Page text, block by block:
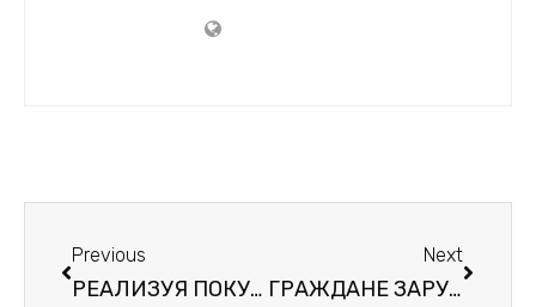
Previous
РЕАЛИЗУЯ ПОКУПКУ ДОМА, ЖИЛЬЯ, НЕДВИЖИМОСТИ И КВАРТИР, ПРЕДОСТАВЛЯЕТ ЛИ ГРЕЦИЯ ГРАЖДАНСТВО?
Next
ГРАЖДАНЕ ЗАРУБЕЖНЫХ СТРАН СКОЛЬКО МОГУТ КУПИТЬ ДОМА ИЗ ГРЕЦИИ?